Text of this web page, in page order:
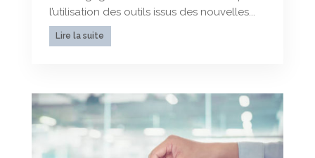
l’utilisation des outils issus des nouvelles...
Lire la suite